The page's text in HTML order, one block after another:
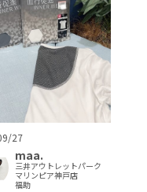
27
maa.
三井アウトレットパーク
マリンピア神戸店
福助